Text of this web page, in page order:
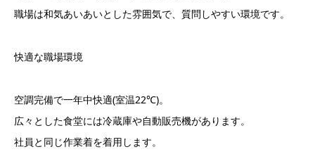
職場は和気あいあいとした雰囲気で、質問しやすい環境です。
快適な職場環境
空調完備で一年中快適(室温22℃)。
広々とした食堂には冷蔵庫や自動販売機があります。
社員と同じ作業着を着用します。